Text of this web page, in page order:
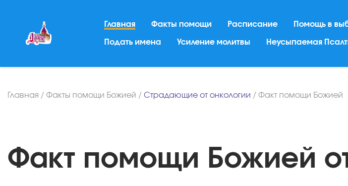
Главная Факты помощи Расписание Помощь в
Подать имена Усиление молитвы Неусыпаемая
Главная / Факты помощи Божией / Страдающие от онкологии / Факт помощи Божией
Факт помощи Божией